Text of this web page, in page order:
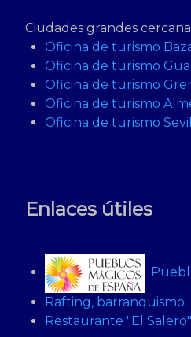
Ciudades grandes
Oficina de turismo
Oficina de turismo
Oficina de turismo
Oficina de turismo
Oficina de turismo
Enlaces útiles
Rafting, barranquismo
Restaurante "El Salero"